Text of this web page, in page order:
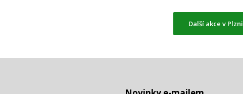
Další akce v Plzni